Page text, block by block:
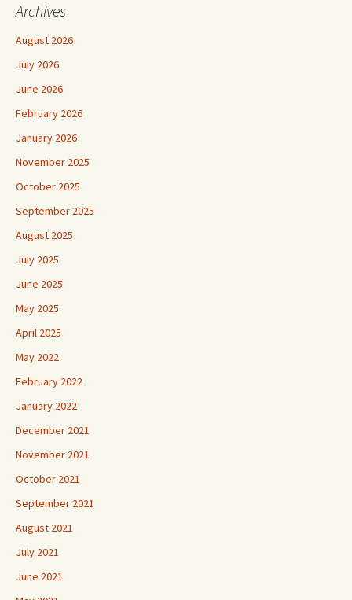
Archives
August 2026
July 2026
June 2026
February 2026
January 2026
November 2025
October 2025
September 2025
August 2025
July 2025
June 2025
May 2025
April 2025
May 2022
February 2022
January 2022
December 2021
November 2021
October 2021
September 2021
August 2021
July 2021
June 2021